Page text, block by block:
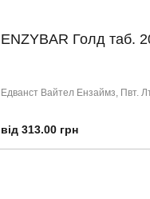
ENZYBAR Голд таб.
Едванст Вайтел Ензаймз, Пвт.
від 313.00 грн